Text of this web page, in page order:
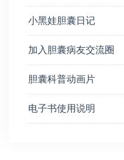
小黑娃胆囊日记
加入胆囊病友交流圈
胆囊科普动画片
电子书使用说明